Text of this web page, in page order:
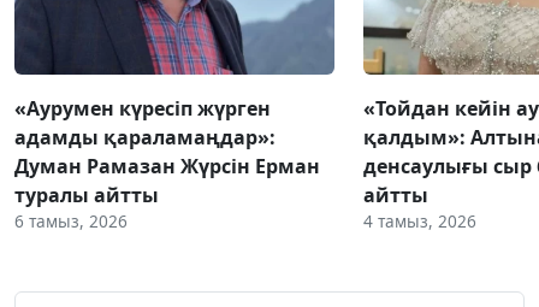
«Аурумен күресіп жүрген
адамды қараламаңдар»:
Думан Рамазан Жүрсін Ерман
туралы айтты
6 тамыз, 2026
«Тойдан кейін
қалдым»:
денсаулығы сыр
айтты
4 тамыз, 2026